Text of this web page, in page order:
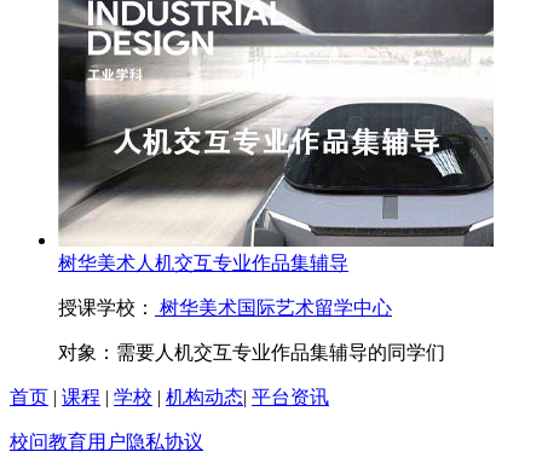
树华美术人机交互专业作品集辅导
授课学校： 树华美术国际艺术留学中心
对象： 需要人机交互专业作品集辅导的同学们
首页 | 课程 | 学校 | 机构动态| 平台资讯
校问教育用户隐私协议